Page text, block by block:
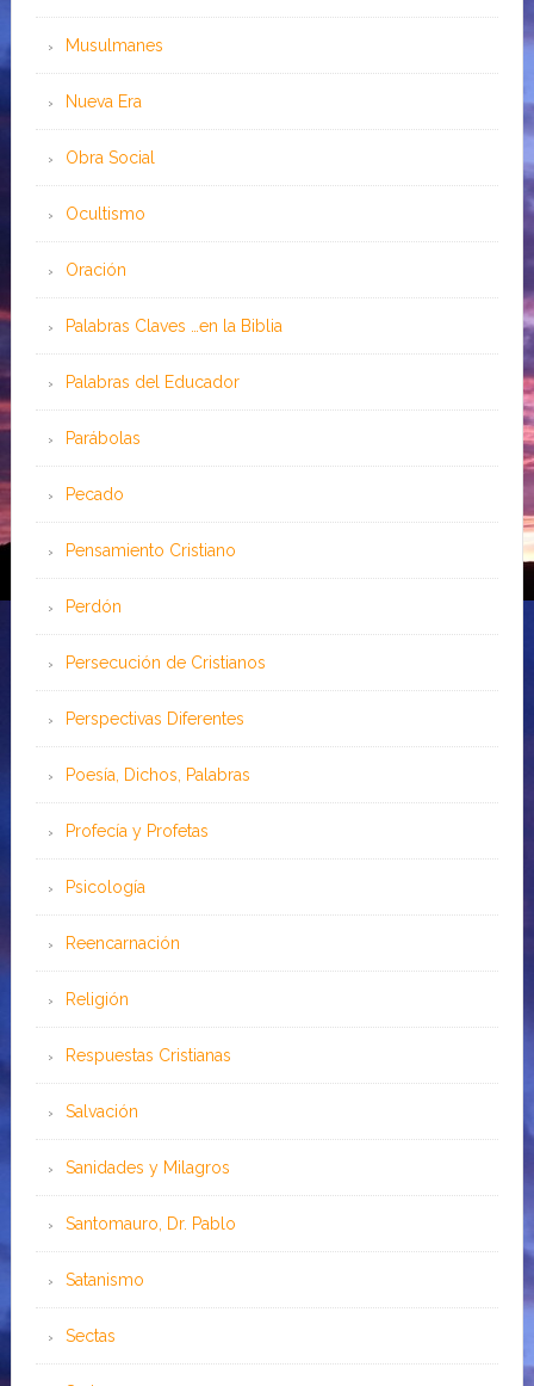
Musulmanes
Nueva Era
Obra Social
Ocultismo
Oración
Palabras Claves …en la Biblia
Palabras del Educador
Parábolas
Pecado
Pensamiento Cristiano
Perdón
Persecución de Cristianos
Perspectivas Diferentes
Poesía, Dichos, Palabras
Profecía y Profetas
Psicología
Reencarnación
Religión
Respuestas Cristianas
Salvación
Sanidades y Milagros
Santomauro, Dr. Pablo
Satanismo
Sectas